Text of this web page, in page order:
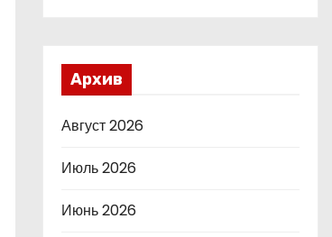
Архив
Август 2026
Июль 2026
Июнь 2026